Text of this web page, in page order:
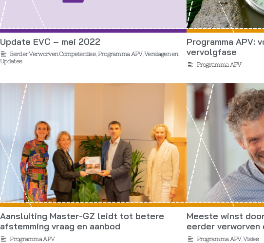
Update EVC – mei 2022
Eerder Verworven Competenties,Programma APV,Verslagen en
Updates
Programma APV:
vervolgfase
Programma APV
Aansluiting Master-GZ leidt tot betere
afstemming vraag en aanbod
Programma APV
Meeste winst
eerder
Programma APV,Visies